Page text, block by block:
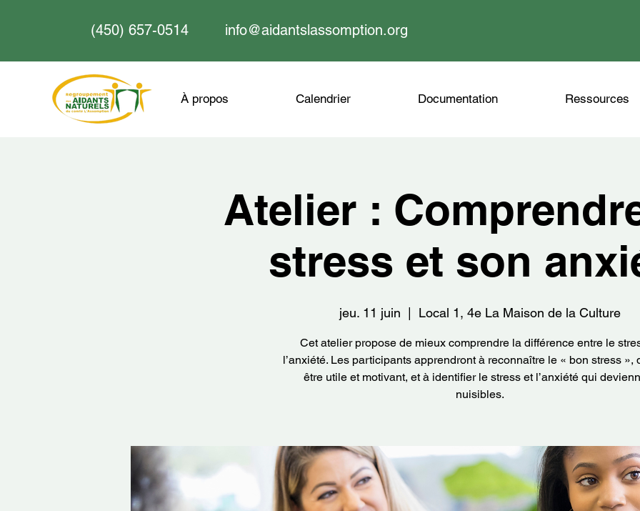
(450) 657-0514 info@aidantslassomption.org
À propos Calendrier Documentation Ressources
Atelier :
stress et son
jeu. 11 juin Local 1, 4e La Maison de la Culture
Cet atelier propose de mieux comprendre la différence entre le
l’anxiété. Les participants apprendront à reconnaître le « bon stress »,
être utile et motivant, et à identifier le stress et l’anxiété qui
nuisibles.